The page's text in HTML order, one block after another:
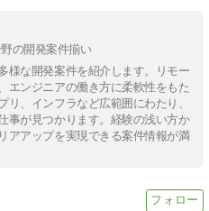
の開発案件揃い
様な開発案件を紹介します。リモー
エンジニアの働き方に柔軟性をもた
リ、インフラなど広範囲にわたり、
事が見つかります。経験の浅い方か
アアップを実現できる案件情報が満